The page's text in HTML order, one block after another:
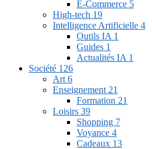
E-Commerce 5
High-tech 19
Intelligence Artificielle 4
Outils IA 1
Guides 1
Actualités IA 1
Société 126
Art 6
Enseignement 21
Formation 21
Loisirs 39
Shopping 7
Voyance 4
Cadeaux 13